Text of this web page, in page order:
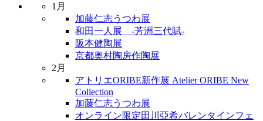
1月
加藤仁志うつわ展
和田一人展 -芳洲三代賦-
阪本健陶展
京都奥村陶房作陶展
2月
アトリエORIBE新作展 Atelier ORIBE New
Collection
加藤仁志うつわ展
オンライン限定田川亞希バレンタインフェ